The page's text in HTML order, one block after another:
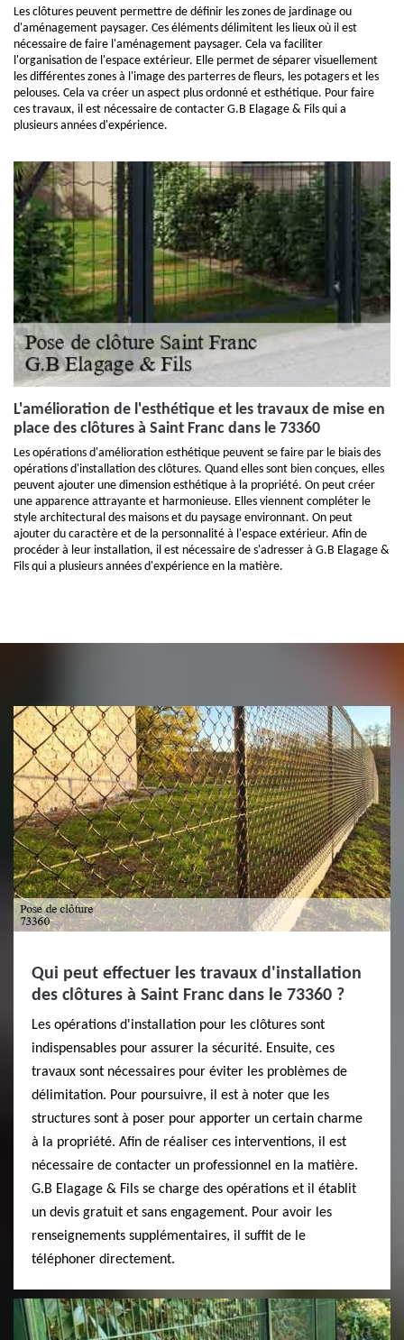
Les clôtures peuvent permettre de définir les zones de jardinage ou
d'aménagement paysager. Ces éléments délimitent les lieux où il est
nécessaire de faire l'aménagement paysager. Cela va faciliter
l'organisation de l'espace extérieur. Elle permet de séparer visuellement
les différentes zones à l'image des parterres de fleurs, les potagers et les
pelouses. Cela va créer un aspect plus ordonné et esthétique. Pour faire
ces travaux, il est nécessaire de contacter G.B Elagage & Fils qui a
plusieurs années d'expérience.
L'amélioration de l'esthétique et les travaux de mise en
place des clôtures à Saint Franc dans le 73360
Les opérations d'amélioration esthétique peuvent se faire par le biais des
opérations d'installation des clôtures. Quand elles sont bien conçues, elles
peuvent ajouter une dimension esthétique à la propriété. On peut créer
une apparence attrayante et harmonieuse. Elles viennent compléter le
style architectural des maisons et du paysage environnant. On peut
ajouter du caractère et de la personnalité à l'espace extérieur. Afin de
procéder à leur installation, il est nécessaire de s'adresser à G.B Elagage &
Fils qui a plusieurs années d'expérience en la matière.
Qui peut effectuer les travaux d'installation
des clôtures à Saint Franc dans le 73360 ?
Les opérations d'installation pour les clôtures sont
indispensables pour assurer la sécurité. Ensuite, ces
travaux sont nécessaires pour éviter les problèmes de
délimitation. Pour poursuivre, il est à noter que les
structures sont à poser pour apporter un certain charme
à la propriété. Afin de réaliser ces interventions, il est
nécessaire de contacter un professionnel en la matière.
G.B Elagage & Fils se charge des opérations et il établit
un devis gratuit et sans engagement. Pour avoir les
renseignements supplémentaires, il suffit de le
téléphoner directement.